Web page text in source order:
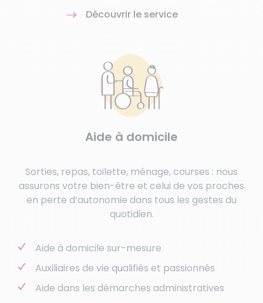
Découvrir le service
Aide à domicile
Sorties, repas, toilette, ménage, courses : nous
assurons votre bien-être et celui de vos proches
en perte d’autonomie dans tous les gestes du
quotidien.
Aide à domicile sur-mesure
Auxiliaires de vie qualifiés et passionnés
Aide dans les démarches administratives